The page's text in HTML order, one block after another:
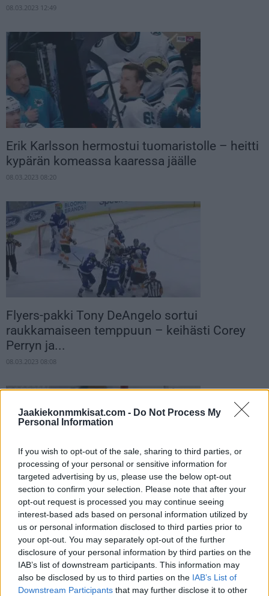
Jaakiekonmmkisat.com - Do Not Process My
Personal Information
If you wish to opt-out of the sale, sharing to third parties, or
processing of your personal or sensitive information for
targeted advertising by us, please use the below opt-out
section to confirm your selection. Please note that after your
opt-out request is processed you may continue seeing
interest-based ads based on personal information utilized by
us or personal information disclosed to third parties prior to
your opt-out. You may separately opt-out of the further
disclosure of your personal information by third parties on the
IAB’s list of downstream participants. This information may
also be disclosed by us to third parties on the IAB’s List of
Downstream Participants that may further disclose it to other
08.03.2023 12:49
Erik Karlsson hermostui tuomaristolle – heitti
kypärän komeassa kaaressa jäälle
08.03.2023 08:20
Flyers-pakki Tony DeAngelo sortui
raukkamaiseen temppuun – keihästi Corey
Perryn ja...
08.03.2023 08:08
Teuvo Teräväinen hirmuiskussa – takoi
hattutempun, Jesperi Kotkaniemi säesti
viidellä tehopisteellä
06.03.2023 10:03